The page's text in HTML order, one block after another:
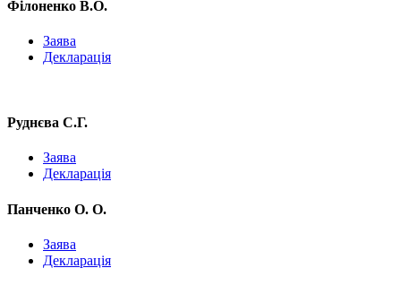
Філоненко В.О.
Заява
Декларація
Руднєва С.Г.
Заява
Декларація
Панченко О. О.
Заява
Декларація